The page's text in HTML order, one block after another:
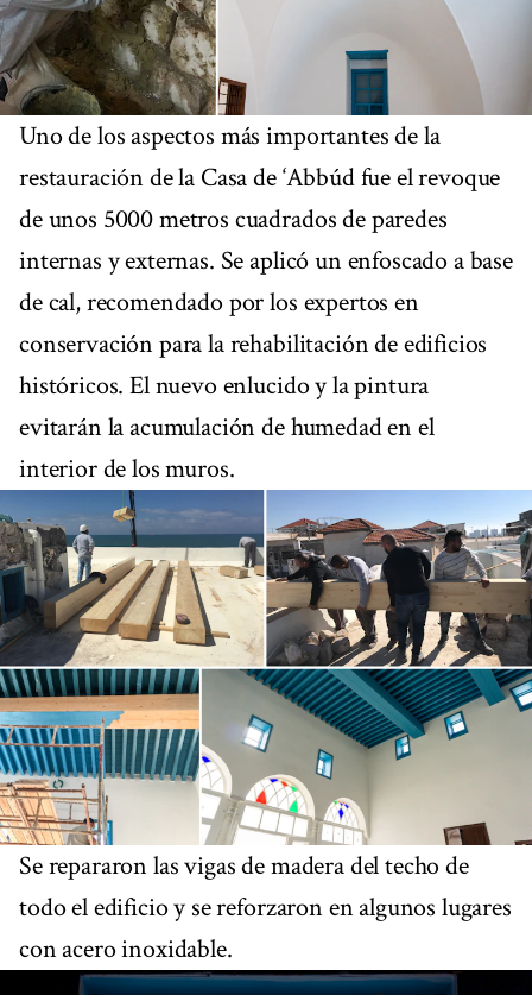
Uno de los aspectos más importantes de la
restauración de la Casa de ‘Abbúd fue el revoque
de unos 5000 metros cuadrados de paredes
internas y externas. Se aplicó un enfoscado a base
de cal, recomendado por los expertos en
conservación para la rehabilitación de edificios
históricos. El nuevo enlucido y la pintura
evitarán la acumulación de humedad en el
interior de los muros.
Se repararon las vigas de madera del techo de
todo el edificio y se reforzaron en algunos lugares
con acero inoxidable.